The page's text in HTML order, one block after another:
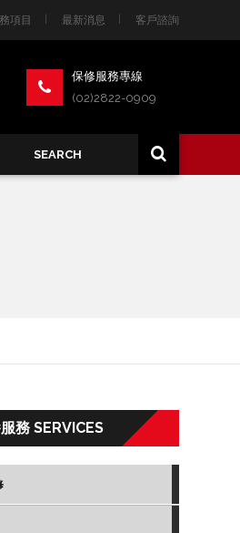
項目 最新消息 客戶諮詢
保修服務專線
(02)2822-0909
務 SERVICES